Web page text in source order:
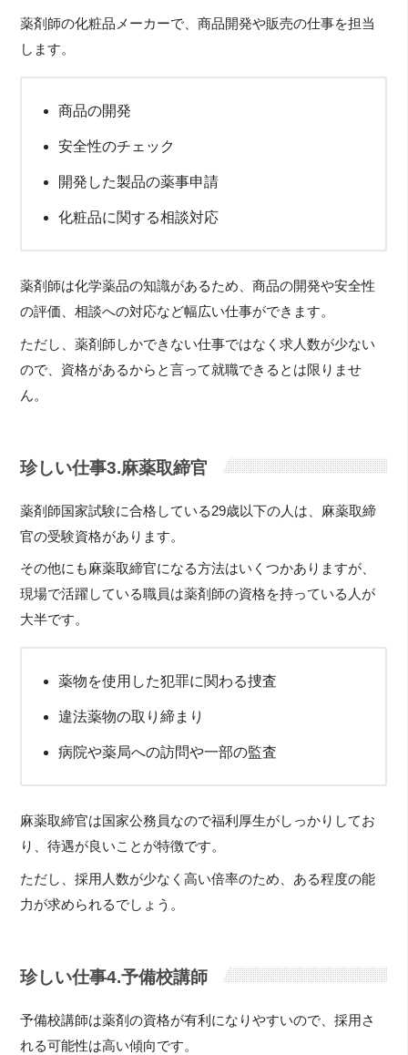
薬剤師の化粧品メーカーで、商品開発や販売の仕事を担当
します。
商品の開発
安全性のチェック
開発した製品の薬事申請
化粧品に関する相談対応
薬剤師は化学薬品の知識があるため、商品の開発や安全性
の評価、相談への対応など幅広い仕事ができます。
ただし、薬剤師しかできない仕事ではなく求人数が少ない
ので、資格があるからと言って就職できるとは限りませ
ん。
珍しい仕事3.麻薬取締官
薬剤師国家試験に合格している29歳以下の人は、麻薬取締
官の受験資格があります。
その他にも麻薬取締官になる方法はいくつかありますが、
現場で活躍している職員は薬剤師の資格を持っている人が
大半です。
薬物を使用した犯罪に関わる捜査
違法薬物の取り締まり
病院や薬局への訪問や一部の監査
麻薬取締官は国家公務員なので福利厚生がしっかりしてお
り、待遇が良いことが特徴です。
ただし、採用人数が少なく高い倍率のため、ある程度の能
力が求められるでしょう。
珍しい仕事4.予備校講師
予備校講師は薬剤の資格が有利になりやすいので、採用さ
れる可能性は高い傾向です。